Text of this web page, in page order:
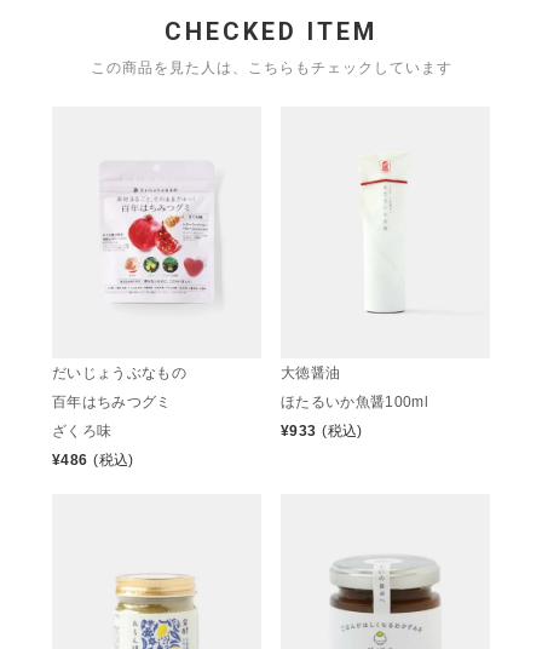
CHECKED ITEM
この商品を見た人は、こちらもチェックしています
だいじょうぶなもの
百年はちみつグミ
ざくろ味
¥486 (税込)
大徳醤油
ほたるいか魚醤100ml
¥933 (税込)